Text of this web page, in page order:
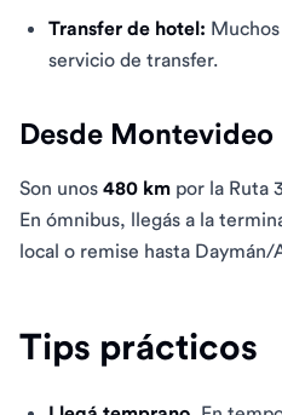
Transfer de hotel:
servicio de transfer.
Desde Montevideo
Son unos 480 km por la Ruta
En ómnibus, llegás a la
local o remise hasta Daymán/
Tips prácticos